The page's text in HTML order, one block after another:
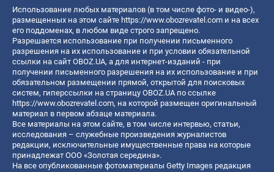
Использование любых материалов (в том числе фото- и видео-),
размещенных на этом сайте https://www.obozrevatel.com и на всех
его поддоменах, в любом виде строго запрещено.
Разрешается использование при получении письменного
разрешения на их использование и при условии обязательной
ссылки на сайт OBOZ.UA, а для интернет-изданий - при
получении письменного разрешения на их использование и при
обязательном размещении прямой, открытой для поисковых
систем, гиперссылки на страницу OBOZ.UA по ссылке
https://www.obozrevatel.com, на которой размещен оригинальный
материал в первом абзаце материала.
Все материалы на этом сайте, в том числе интервью, статьи,
исследования – служебные произведения журналистов
редакции, исключительные имущественные права на которые
принадлежат ООО «Золотая середина».
На все опубликованные фотоматериалы Getty Images редакция